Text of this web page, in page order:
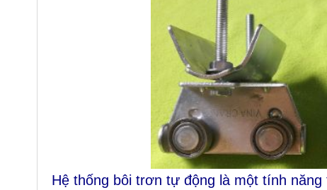
Hệ thống bôi trơn tự động là một tính